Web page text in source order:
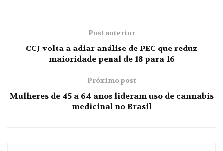
Post anterior
CCJ volta a adiar análise de PEC que reduz
maioridade penal de 18 para 16
Próximo post
Mulheres de 45 a 64 anos lideram uso de cannabis
medicinal no Brasil